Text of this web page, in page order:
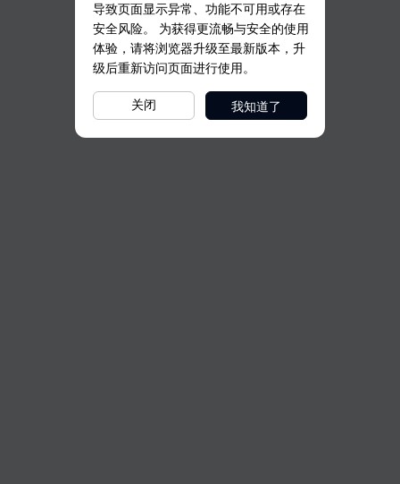
导致页面显示异常、功能不可用或存在
安全风险。 为获得更流畅与安全的使用
体验，请将浏览器升级至最新版本，升
级后重新访问页面进行使用。
关闭 我知道了